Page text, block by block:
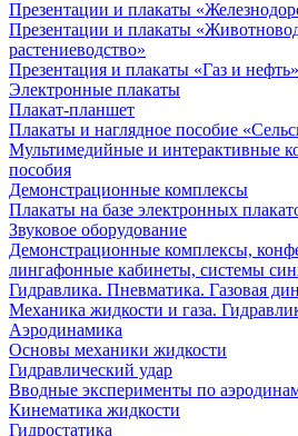
Презентации и плакаты
Презентации и плакаты
растениеводство»
Презентация и плакаты «Газ и нефть»
Электронные плакаты
Плакат-планшет
Плакаты и наглядное пособие
Мультимедийные и интерактивные
пособия
Демонстрационные комплексы
Плакаты на базе электронных
Звуковое оборудование
Демонстрационные комплексы,
лингафонные кабинеты, системы
Гидравлика. Пневматика. Газовая
Механика жидкости и газа.
Аэродинамика
Основы механики жидкости
Гидравлический удар
Вводные эксперименты по
Кинематика жидкости
Гидростатика